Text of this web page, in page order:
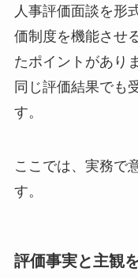
人事評価面談を形
価制度を機能させ
たポイントがあり
同じ評価結果でも
す。
ここでは、実務で
す。
評価事実と主観